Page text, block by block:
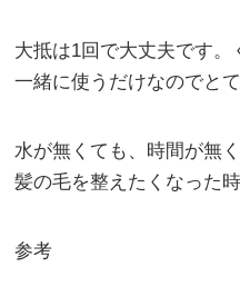
大抵は1回で大丈夫です
一緒に使うだけなのでと
水が無くても、時間が無
髪の毛を整えたくなった
参考